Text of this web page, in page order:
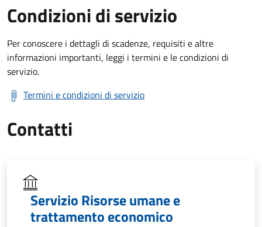
Condizioni di servizio
Per conoscere i dettagli di scadenze, requisiti e altre
informazioni importanti, leggi i termini e le condizioni di
servizio.
Termini e condizioni di servizio
Contatti
Servizio Risorse umane e
trattamento economico